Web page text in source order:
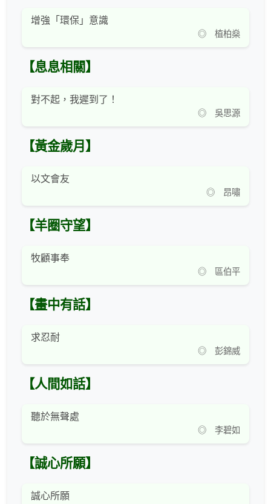
增強「環保」意識
◎ 植柏燊
【息息相關】
對不起，我遲到了！
◎ 吳思源
【黃金歲月】
以文會友
◎ 昂嘯
【羊圈守望】
牧顧事奉
◎ 區伯平
【畫中有話】
求忍耐
◎ 彭錦威
【人間如話】
聽於無聲處
◎ 李碧如
【誠心所願】
誠心所願